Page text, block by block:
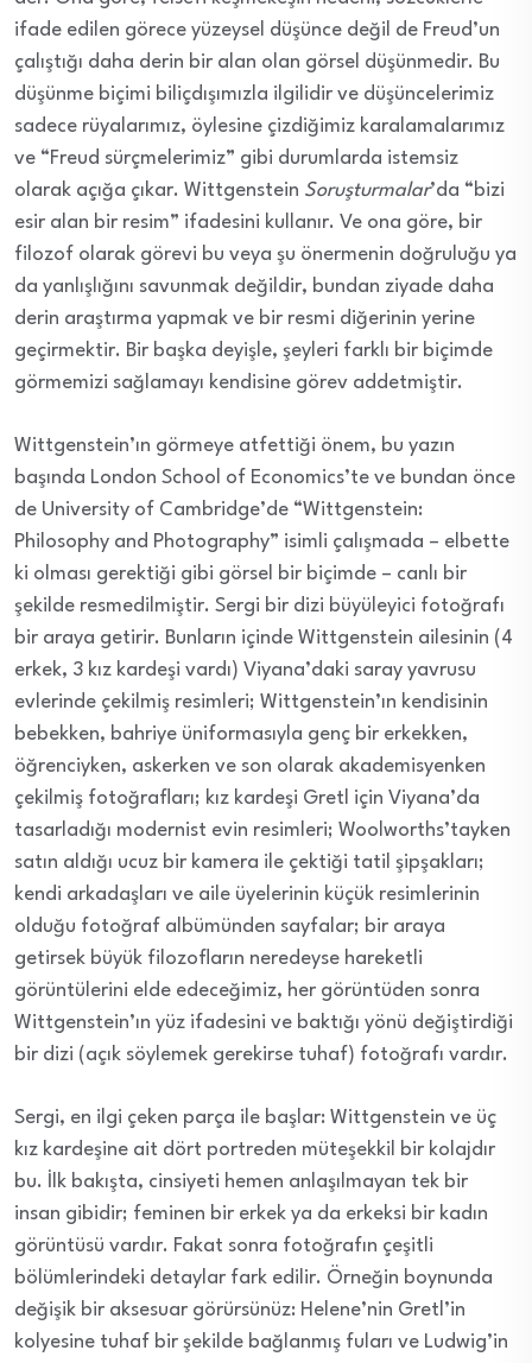
ifade edilen görece yüzeysel düşünce değil de Freud’un
çalıştığı daha derin bir alan olan görsel düşünmedir. Bu
düşünme biçimi biliçdışımızla ilgilidir ve düşüncelerimiz
sadece rüyalarımız, öylesine çizdiğimiz karalamalarımız
ve “Freud sürçmelerimiz” gibi durumlarda istemsiz
olarak açığa çıkar. Wittgenstein Soruşturmalar’da “bizi
esir alan bir resim” ifadesini kullanır. Ve ona göre, bir
filozof olarak görevi bu veya şu önermenin doğruluğu ya
da yanlışlığını savunmak değildir, bundan ziyade daha
derin araştırma yapmak ve bir resmi diğerinin yerine
geçirmektir. Bir başka deyişle, şeyleri farklı bir biçimde
görmemizi sağlamayı kendisine görev addetmiştir.
Wittgenstein’ın görmeye atfettiği önem, bu yazın
başında London School of Economics’te ve bundan önce
de University of Cambridge’de “Wittgenstein:
Philosophy and Photography” isimli çalışmada – elbette
ki olması gerektiği gibi görsel bir biçimde – canlı bir
şekilde resmedilmiştir. Sergi bir dizi büyüleyici fotoğrafı
bir araya getirir. Bunların içinde Wittgenstein ailesinin (4
erkek, 3 kız kardeşi vardı) Viyana’daki saray yavrusu
evlerinde çekilmiş resimleri; Wittgenstein’ın kendisinin
bebekken, bahriye üniformasıyla genç bir erkekken,
öğrenciyken, askerken ve son olarak akademisyenken
çekilmiş fotoğrafları; kız kardeşi Gretl için Viyana’da
tasarladığı modernist evin resimleri; Woolworths’tayken
satın aldığı ucuz bir kamera ile çektiği tatil şipşakları;
kendi arkadaşları ve aile üyelerinin küçük resimlerinin
olduğu fotoğraf albümünden sayfalar; bir araya
getirsek büyük filozofların neredeyse hareketli
görüntülerini elde edeceğimiz, her görüntüden sonra
Wittgenstein’ın yüz ifadesini ve baktığı yönü değiştirdiği
bir dizi (açık söylemek gerekirse tuhaf) fotoğrafı vardır.
Sergi, en ilgi çeken parça ile başlar: Wittgenstein ve üç
kız kardeşine ait dört portreden müteşekkil bir kolajdır
bu. İlk bakışta, cinsiyeti hemen anlaşılmayan tek bir
insan gibidir; feminen bir erkek ya da erkeksi bir kadın
görüntüsü vardır. Fakat sonra fotoğrafın çeşitli
bölümlerindeki detaylar fark edilir. Örneğin boynunda
değişik bir aksesuar görürsünüz: Helene’nin Gretl’in
kolyesine tuhaf bir şekilde bağlanmış fuları ve Ludwig’in